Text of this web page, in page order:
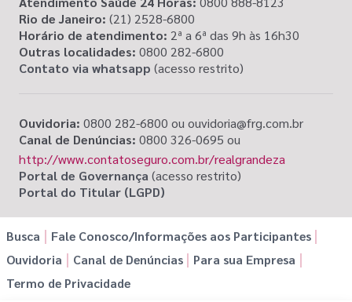
Rio de Janeiro: (21) 2528-6800
Horário de atendimento: 2ª a 6ª das 9h às 16h30
Outras localidades: 0800 282-6800
Contato via whatsapp (acesso restrito)
Ouvidoria: 0800 282-6800 ou ouvidoria@frg.com.br
Canal de Denúncias: 0800 326-0695 ou
http://www.contatoseguro.com.br/realgrandeza
Portal de Governança (acesso restrito)
Portal do Titular (LGPD)
Busca
Fale Conosco/Informações aos Participantes
Ouvidoria
Canal de Denúncias
Para sua Empresa
Termo de Privacidade